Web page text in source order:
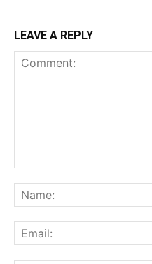
LEAVE A REPLY